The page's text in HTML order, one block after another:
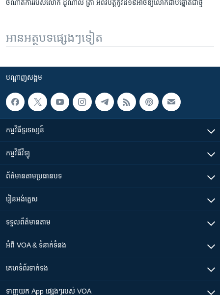
ចំណាត់​ការ​របស់​លោក ដូណាល់ ត្រាំ ​អំពី​វិបត្តិ​កូវីដ១៩​អាច​ឱ្យ​លោក​ជាប់​ឆ្នោត​​ជា​ថ្មី
អានអត្ថបទផ្សេងៗទៀត
បណ្តាញ​សង្គម
កម្មវិធី​ទូរទស្សន៍
កម្មវិធី​វិទ្យុ
ព័ត៌មាន​តាមប្រធានបទ​
រៀន​​អង់គ្លេស
ទទួល​ព័ត៌មាន​តាម
អំពី​ VOA & ទំនាក់ទំនង
គេហទំព័រ​​ទាក់ទង
ទាញយក​ App ផ្សេងៗ​របស់​ VOA